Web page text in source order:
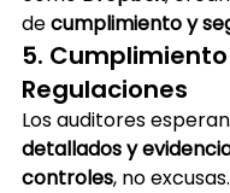
de cumplimiento y
5.
Regulaciones
Los auditores esperan
detallados y
controles, no excusas.